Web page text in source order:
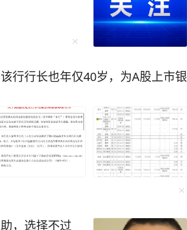
云淡风轻，可沈南璆知道，没有人可
个端坐如松，一个匍匐如犬，形成了
玩的物件。沈南璆跪在那里，感受着
——今夜，他怕是走不出这座寝宫
爱”薛怀义
他想方设法重新获取武则天的宠幸，
，明堂是她受命于天的标志，明堂顶
薛怀义被人杀死在洛阳城内的瑶光
行行长也年仅40岁，为A股上市银
，选择不过